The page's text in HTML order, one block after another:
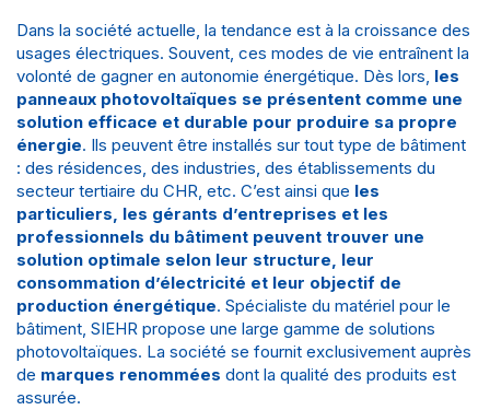
Dans la société actuelle, la tendance est à la croissance des
usages électriques. Souvent, ces modes de vie entraînent la
volonté de gagner en autonomie énergétique. Dès lors, les
panneaux photovoltaïques se présentent comme une
solution efficace et durable pour produire sa propre
énergie. Ils peuvent être installés sur tout type de bâtiment
: des résidences, des industries, des établissements du
secteur tertiaire du CHR, etc. C’est ainsi que les
particuliers, les gérants d’entreprises et les
professionnels du bâtiment peuvent trouver une
solution optimale selon leur structure, leur
consommation d’électricité et leur objectif de
production énergétique. Spécialiste du matériel pour le
bâtiment, SIEHR propose une large gamme de solutions
photovoltaïques. La société se fournit exclusivement auprès
de marques renommées dont la qualité des produits est
assurée.